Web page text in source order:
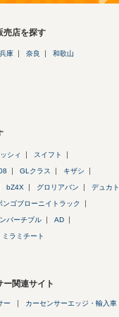
売店を探す
兵庫 奈良 和歌山
シィ スイフト
GLクラス キザシ
bZ4X グロリアバン デュカト
ンゴブローニイトラック
バーチブル AD
ミラミチート
ー関連サイト
ー カーセンサーエッジ・輸入車